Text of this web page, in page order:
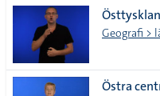
Geografi >
Östra